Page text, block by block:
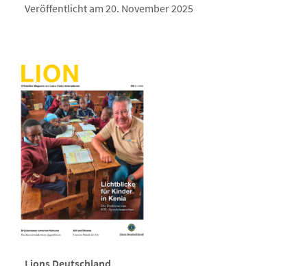
Veröffentlicht am 20. November 2025